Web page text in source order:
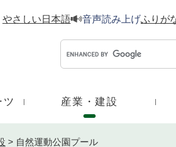
やさしい日本語 音声読み上げふりが
産業・建設
> 自然運動公園プール